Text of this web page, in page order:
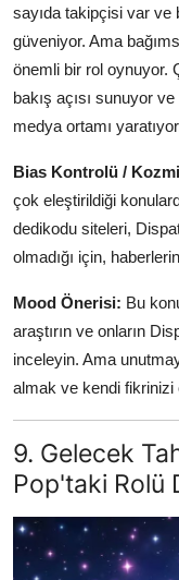
sayıda takipçisi var ve
güveniyor. Ama
önemli bir rol oynuyor.
bakış açısı sunuyor
medya ortamı
Bias Kontrolü /
çok eleştirildiği
dedikodu siteleri,
olmadığı için,
Mood Önerisi: Bu
araştırın ve onların
inceleyin. Ama
almak ve kendi
9. Gelecek
Pop'taki Rolü